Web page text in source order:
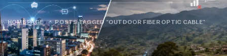
HOME PAGE · POSTS TAGGED “OUTDOOR FIBER OPTIC CABLE”